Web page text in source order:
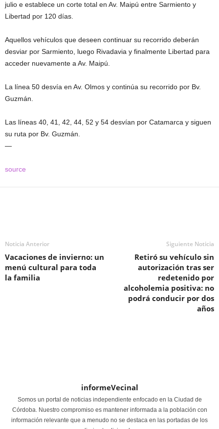
julio e establece un corte total en Av. Maipú entre Sarmiento y
Libertad por 120 días.
Aquellos vehículos que deseen continuar su recorrido deberán
desviar por Sarmiento, luego Rivadavia y finalmente Libertad para
acceder nuevamente a Av. Maipú.
La línea 50 desvía en Av. Olmos y continúa su recorrido por Bv.
Guzmán.
Las líneas 40, 41, 42, 44, 52 y 54 desvían por Catamarca y siguen
su ruta por Bv. Guzmán.
—
source
Noticia Anterior
Vacaciones de invierno: un
menú cultural para toda
la familia
Siguiente Noticia
Retiró su vehículo sin
autorización tras ser
redetenido por
alcoholemia positiva: no
podrá conducir por dos
años
informeVecinal
Somos un portal de noticias independiente enfocado en la Ciudad de
Córdoba. Nuestro compromiso es mantener informada a la población con
información relevante que a menudo no se destaca en las portadas de los